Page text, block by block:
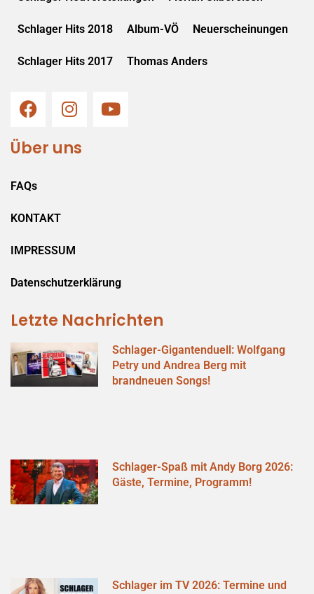
Schlager Hits 2018 Album-VÖ Neuerscheinungen
Schlager Hits 2017 Thomas Anders
Über uns
FAQs
KONTAKT
IMPRESSUM
Datenschutzerklärung
Letzte Nachrichten
Schlager-Gigantenduell: Wolfgang
Petry und Andrea Berg mit
brandneuen Songs!
Schlager-Spaß mit Andy Borg 2026:
Gäste, Termine, Programm!
Schlager im TV 2026: Termine und